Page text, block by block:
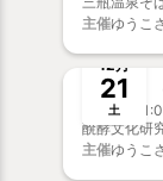
主催ゆうこ
終了
12月
21
土
10:00 -
醗酵文化研
主催ゆうこ
終了